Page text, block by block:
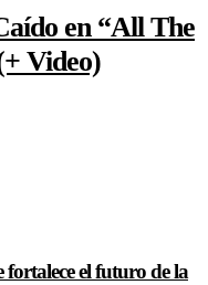
en “All The
Video)
el futuro de la